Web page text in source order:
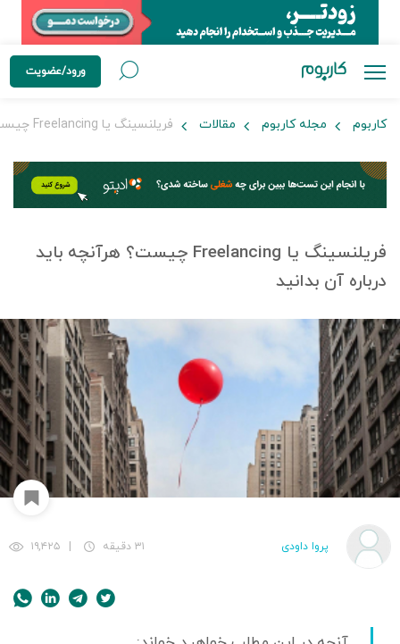
ورود/عضویت
کاربوم مجله کاربوم مقالات فریلنسینگ یا Freelancing چیست؟ هرآنچه باید درباره آن بدانید
فریلنسینگ یا Freelancing چیست؟ هرآنچه باید
درباره آن بدانید
پروا داودی ۳۱ دقیقه ۱۹,۴۲۵